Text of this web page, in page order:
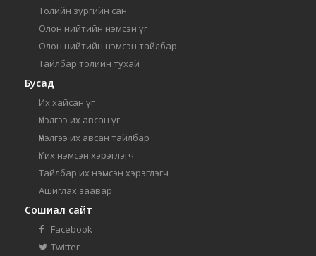
Толийн зургийн сан
Олон нийтийн нэмсэн үг
Олон нийтийн нэмсэн тайлбар
Тайлбар толийн тухай
Бусад
Их хайсан үг
Үнэлгээ их авсан үг
Үнэлгээ их авсан тайлбар
Үг их нэмсэн хэрэглэгч
Тайлбар их нэмсэн хэрэглэгч
Ашиглах заавар
Сошиал сайт
Facebook
Twitter